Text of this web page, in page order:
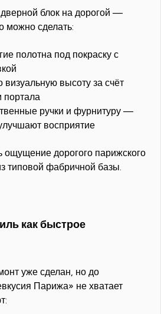
блок на дорогой —
можно сделать:
полотна под покраску с
визуальную высоту за счёт
портала
ручки и фурнитуру —
восприятие
ощущение дорогого парижского
типовой фабричной базы.
как быстрое
уже сделан, но до
Парижа» не хватает